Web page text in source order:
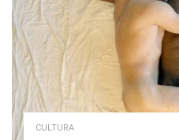
CULTURA